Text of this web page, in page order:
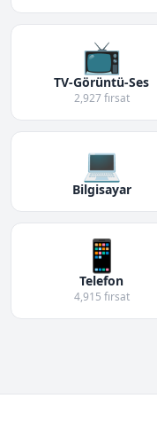
📺
TV-Görüntü-Ses
2,927 fırsat
💻
Bilgisayar
📱
Telefon
4,915 fırsat